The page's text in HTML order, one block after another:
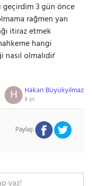
geçirdim 3 gün önce
rağmen yarı
itiraz etmek
hangi
olmalıdiŕ
Hakan Büyükyılmaz
8 yıl
H
Paylaş: